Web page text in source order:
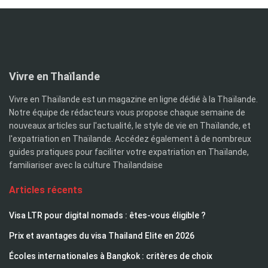
Vivre en Thaïlande
Vivre en Thaïlande est un magazine en ligne dédié à la Thaïlande.
Notre équipe de rédacteurs vous propose chaque semaine de
nouveaux articles sur l'actualité, le style de vie en Thaïlande, et
l'expatriation en Thaïlande. Accédez également à de nombreux
guides pratiques pour faciliter votre expatriation en Thaïlande,
familiariser avec la culture Thaïlandaise
Articles récents
Visa LTR pour digital nomads : êtes-vous éligible ?
Prix et avantages du visa Thailand Elite en 2026
Écoles internationales à Bangkok : critères de choix